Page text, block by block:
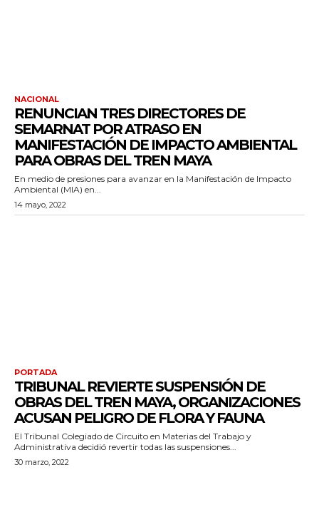
NACIONAL
RENUNCIAN TRES DIRECTORES DE
SEMARNAT POR ATRASO EN
MANIFESTACIÓN DE IMPACTO AMBIENTAL
PARA OBRAS DEL TREN MAYA
En medio de presiones para avanzar en la Manifestación de Impacto
Ambiental (MIA) en...
14 mayo, 2022
PORTADA
TRIBUNAL REVIERTE SUSPENSIÓN DE
OBRAS DEL TREN MAYA, ORGANIZACIONES
ACUSAN PELIGRO DE FLORA Y FAUNA
El Tribunal Colegiado de Circuito en Materias del Trabajo y
Administrativa decidió revertir todas las suspensiones...
30 marzo, 2022